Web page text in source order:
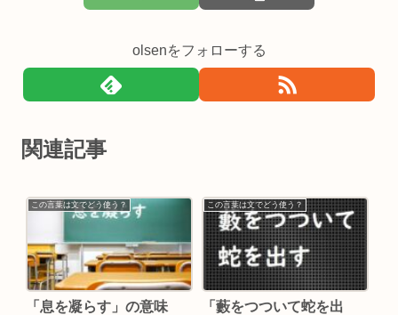
olsenをフォローする
関連記事
この言葉は文でどう使う？
「息を凝らす」の意味
この言葉は文でどう使う？
「藪をつついて蛇を出